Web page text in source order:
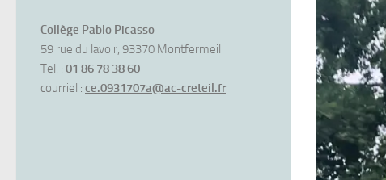
Collège Pablo Picasso
59 rue du lavoir, 93370 Montfermeil
Tel. : 01 86 78 38 60
courriel : ce.0931707a@ac-creteil.fr